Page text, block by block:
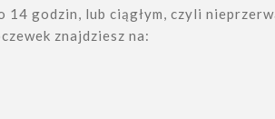
14 godzin, lub ciągłym, czyli
znajdziesz na: